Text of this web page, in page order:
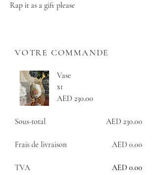
Rap it as a gift please
VOTRE COMMANDE
Vase
x1
AED 230.00
Sous-total AED 230.00
Frais de livraison AED 0.00
TVA AED 0.00